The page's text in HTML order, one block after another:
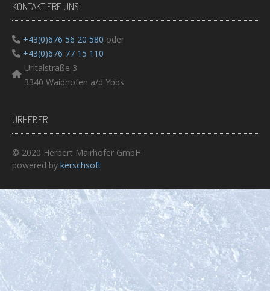
KONTAKTIERE UNS:
+43(0)676 56 20 580 oder
+43(0)676 77 15 110
Urltalstraße 3
3340 Waidhofen a/d Ybbs
URHEBER
© 2020 Herbert Mairhofer GmbH
powered by kerschsoft